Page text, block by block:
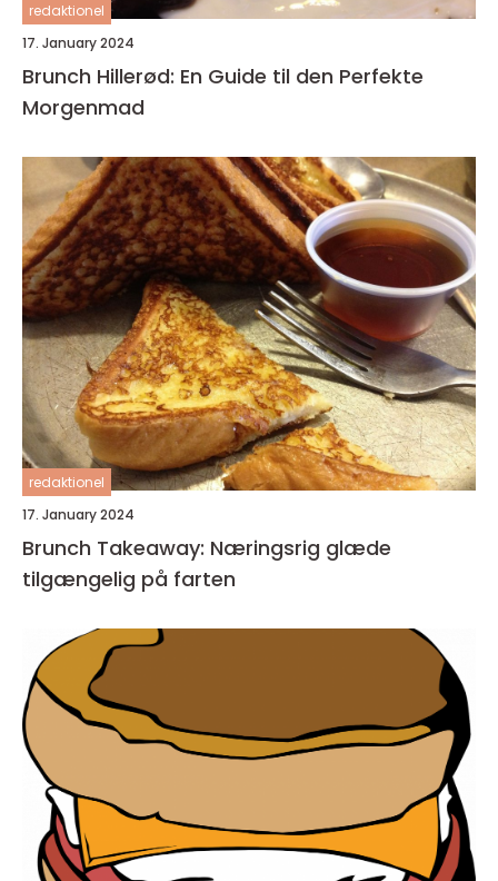
redaktionel
17. January 2024
Brunch Hillerød: En Guide til den Perfekte
Morgenmad
redaktionel
17. January 2024
Brunch Takeaway: Næringsrig glæde
tilgængelig på farten